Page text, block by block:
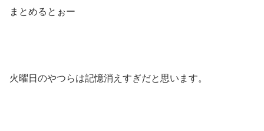
まとめるとぉー
火曜日のやつらは記憶消えすぎだと思います。